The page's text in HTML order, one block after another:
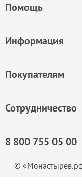
Помощь
Информация
Покупателям
Сотрудничество
8 800 755 05 00
©